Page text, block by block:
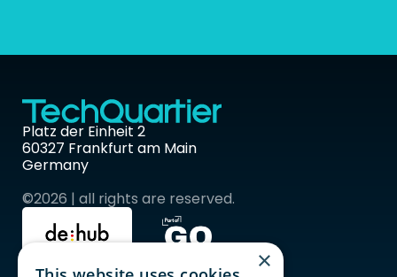
Platz der Einheit 2
60327 Frankfurt am Main
Germany
©2026 | all rights are reserved.
×